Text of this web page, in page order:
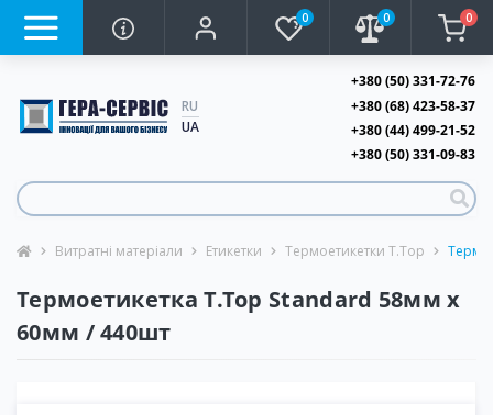
0 0 0
RU
UA
+380 (50) 331-72-76
+380 (68) 423-58-37
+380 (44) 499-21-52
+380 (50) 331-09-83
Витратні матеріали Етикетки Термоетикетки T.Top
Термоетикетка T.Top Standard 58мм х
60мм / 440шт